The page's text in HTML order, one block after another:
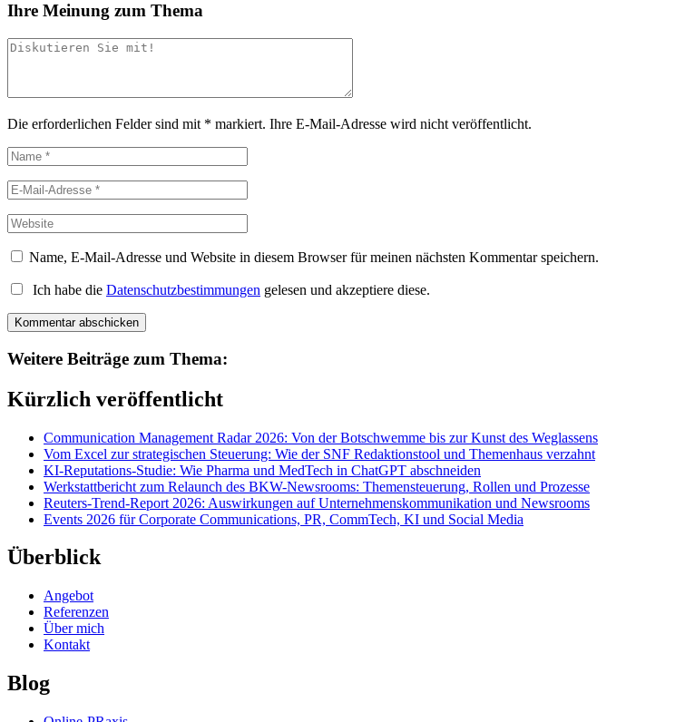
Ihre Meinung zum Thema
Die erforderlichen Felder sind mit * markiert. Ihre E-Mail-Adresse wird nicht veröffentlicht.
Name, E-Mail-Adresse und Website in diesem Browser für meinen nächsten Kommentar speichern.
Ich habe die Datenschutzbestimmungen gelesen und akzeptiere diese.
Weitere Beiträge zum Thema:
Kürzlich veröffentlicht
Communication Management Radar 2026: Von der Botschwemme bis zur Kunst des Weglassens
Vom Excel zur strategischen Steuerung: Wie der SNF Redaktionstool und Themenhaus verzahnt
KI-Reputations-Studie: Wie Pharma und MedTech in ChatGPT abschneiden
Werkstattbericht zum Relaunch des BKW-Newsrooms: Themensteuerung, Rollen und Prozesse
Reuters-Trend-Report 2026: Auswirkungen auf Unternehmenskommunikation und Newsrooms
Events 2026 für Corporate Communications, PR, CommTech, KI und Social Media
Überblick
Angebot
Referenzen
Über mich
Kontakt
Blog